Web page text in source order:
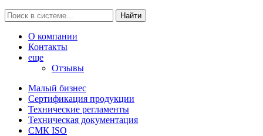
Найти
О компании
Контакты
еще
Отзывы
Малый бизнес
Сертификация продукции
Технические регламенты
Техническая документация
СМК ISO